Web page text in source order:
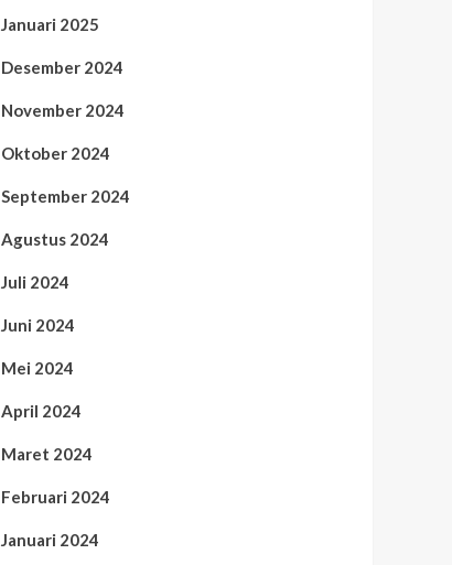
Januari 2025
Desember 2024
November 2024
Oktober 2024
September 2024
Agustus 2024
Juli 2024
Juni 2024
Mei 2024
April 2024
Maret 2024
Februari 2024
Januari 2024